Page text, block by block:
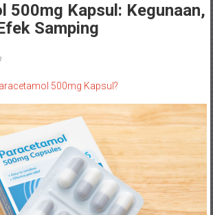
500mg Kapsul: Kegunaan,
Samping
500mg Kapsul?